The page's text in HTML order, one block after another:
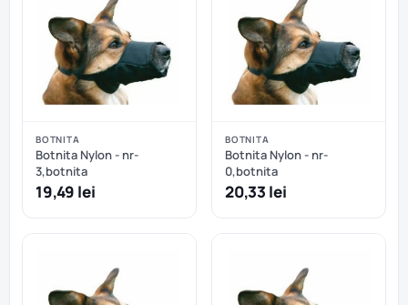
BOTNITA
Botnita Nylon - nr-
3,botnita
19,49 lei
BOTNITA
Botnita Nylon - nr-
0,botnita
20,33 lei